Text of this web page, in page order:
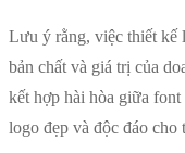
Lưu ý rằng, việc thiết kế
bản chất và giá trị của
kết hợp hài hòa giữa font
logo đẹp và độc đáo cho